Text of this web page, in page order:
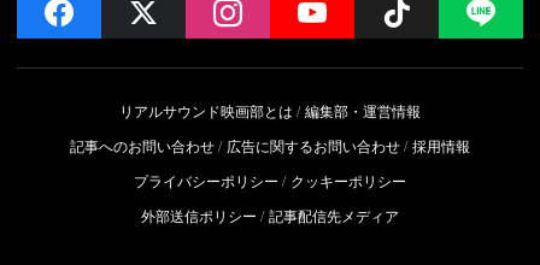
facebook instagramYouTube Follow
リアルサウンド映画部とは
編集部・運営情報
記事へのお問い合わせ
広告に関するお問い合わせ 採用情報
プライバシーポリシー
クッキーポリシー
外部送信ポリシー
記事配信先メディア